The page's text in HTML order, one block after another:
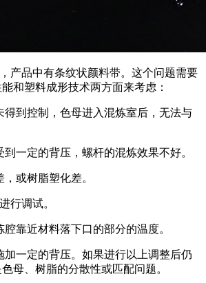
品中有条纹状颜料带。这个问题需要
和塑料成形技术两方面来考虑：
到控制，色母进入混炼室后，无法与
一定的背压，螺杆的混炼效果不好。
或树脂塑化差。
调试。
靠近材料落下口的部分的温度。
一定的背压。如果进行以上调整后仍
母、树脂的分散性或匹配问题。